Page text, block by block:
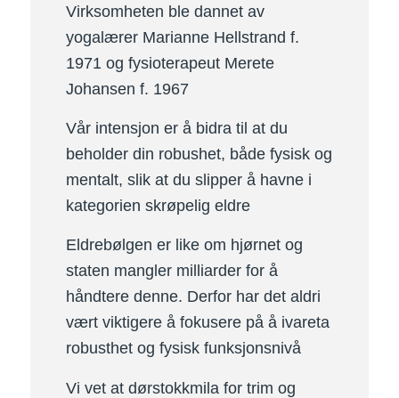
Virksomheten ble dannet av
yogalærer Marianne Hellstrand f.
1971 og fysioterapeut Merete
Johansen f. 1967
Vår intensjon er å bidra til at du
beholder din robushet, både fysisk og
mentalt, slik at du slipper å havne i
kategorien skrøpelig eldre
Eldrebølgen er like om hjørnet og
staten mangler milliarder for å
håndtere denne. Derfor har det aldri
vært viktigere å fokusere på å ivareta
robusthet og fysisk funksjonsnivå
Vi vet at dørstokkmila for trim og